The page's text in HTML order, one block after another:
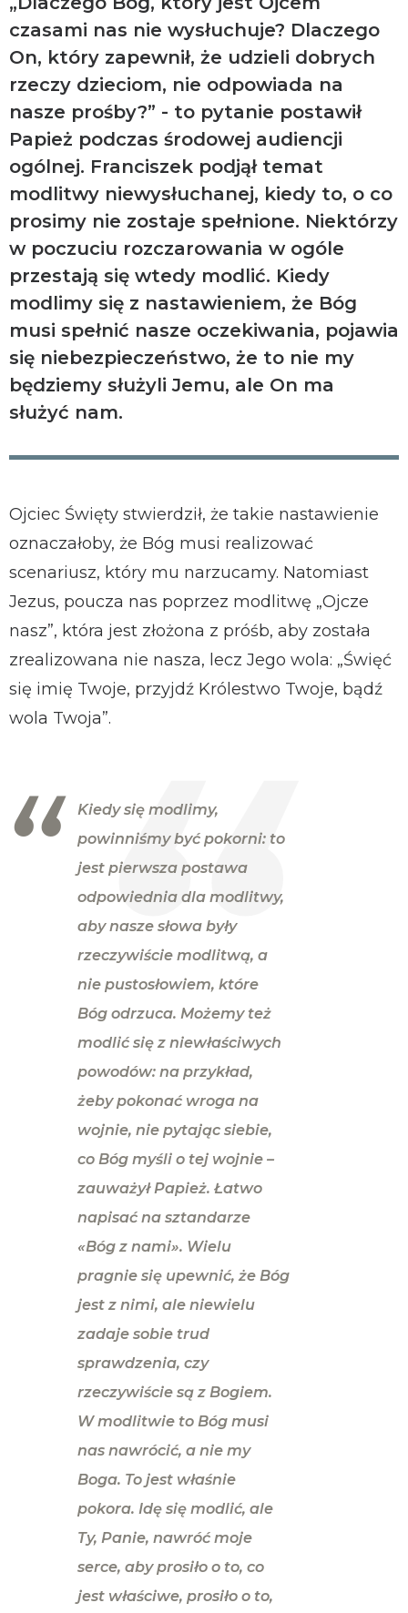
czasami nas nie wysłuchuje? Dlaczego
On, który zapewnił, że udzieli dobrych
rzeczy dzieciom, nie odpowiada na
nasze prośby?” - to pytanie postawił
Papież podczas środowej audiencji
ogólnej. Franciszek podjął temat
modlitwy niewysłuchanej, kiedy to, o co
prosimy nie zostaje spełnione. Niektórzy
w poczuciu rozczarowania w ogóle
przestają się wtedy modlić. Kiedy
modlimy się z nastawieniem, że Bóg
musi spełnić nasze oczekiwania, pojawia
się niebezpieczeństwo, że to nie my
będziemy służyli Jemu, ale On ma
służyć nam.
Ojciec Święty stwierdził, że takie nastawienie
oznaczałoby, że Bóg musi realizować
scenariusz, który mu narzucamy. Natomiast
Jezus, poucza nas poprzez modlitwę „Ojcze
nasz”, która jest złożona z próśb, aby została
zrealizowana nie nasza, lecz Jego wola: „Święć
się imię Twoje, przyjdź Królestwo Twoje, bądź
wola Twoja”.
Kiedy się modlimy,
powinniśmy być pokorni: to
jest pierwsza postawa
odpowiednia dla modlitwy,
aby nasze słowa były
rzeczywiście modlitwą, a
nie pustosłowiem, które
Bóg odrzuca. Możemy też
modlić się z niewłaściwych
powodów: na przykład,
żeby pokonać wroga na
wojnie, nie pytając siebie,
co Bóg myśli o tej wojnie –
zauważył Papież. Łatwo
napisać na sztandarze
«Bóg z nami». Wielu
pragnie się upewnić, że Bóg
jest z nimi, ale niewielu
zadaje sobie trud
sprawdzenia, czy
rzeczywiście są z Bogiem.
W modlitwie to Bóg musi
nas nawrócić, a nie my
Boga. To jest właśnie
pokora. Idę się modlić, ale
Ty, Panie, nawróć moje
serce, aby prosiło o to, co
jest właściwe, prosiło o to,